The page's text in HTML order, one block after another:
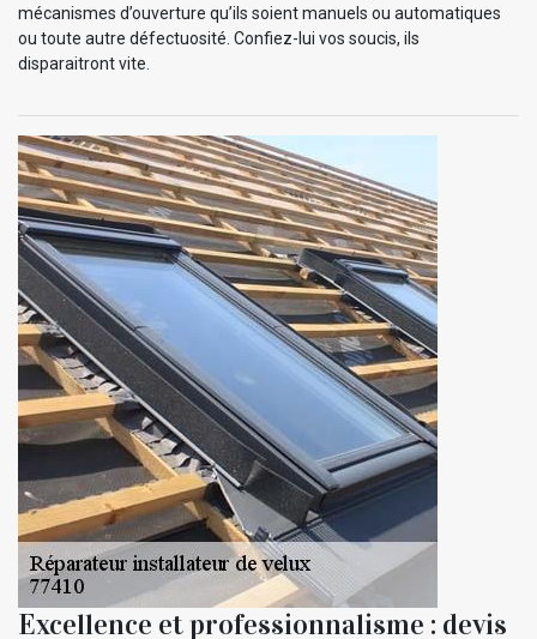
mécanismes d’ouverture qu’ils soient manuels ou automatiques
ou toute autre défectuosité. Confiez-lui vos soucis, ils
disparaitront vite.
Excellence et professionnalisme : devis